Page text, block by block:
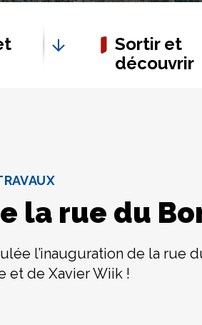
Sortir et
découvrir
la rue du
l’inauguration de la rue
et de Xavier Wiik !